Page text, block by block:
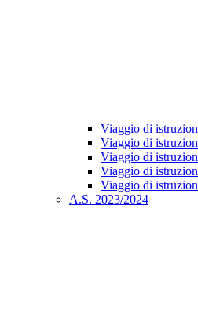
Viaggio di
Viaggio di
Viaggio di
Viaggio di
Viaggio di
A.S. 2023/2024